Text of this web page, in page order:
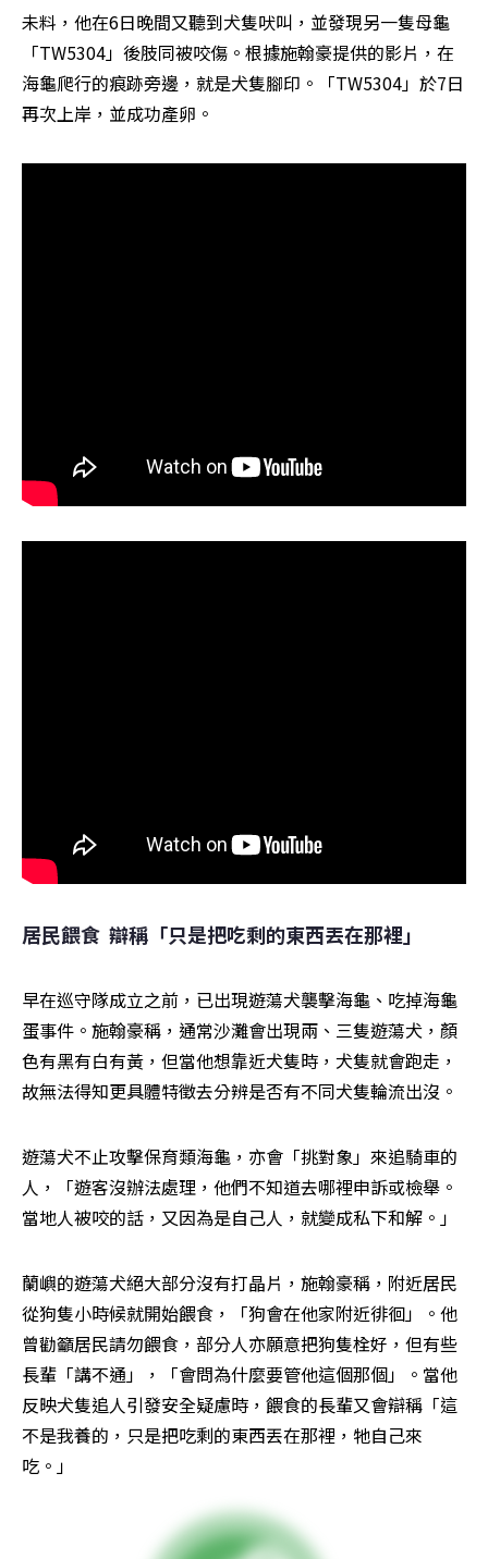
未料，他在6日晚間又聽到犬隻吠叫，並發現另一隻母龜
「TW5304」後肢同被咬傷。根據施翰豪提供的影片，在
海龜爬行的痕跡旁邊，就是犬隻腳印。「TW5304」於7日
再次上岸，並成功產卵。
居民餵食  辯稱「只是把吃剩的東西丟在那裡」
早在巡守隊成立之前，已出現遊蕩犬襲擊海龜、吃掉海龜
蛋事件。施翰豪稱，通常沙灘會出現兩、三隻遊蕩犬，顏
色有黑有白有黃，但當他想靠近犬隻時，犬隻就會跑走，
故無法得知更具體特徵去分辨是否有不同犬隻輪流出沒。
遊蕩犬不止攻擊保育類海龜，亦會「挑對象」來追騎車的
人，「遊客沒辦法處理，他們不知道去哪裡申訴或檢舉。
當地人被咬的話，又因為是自己人，就變成私下和解。」
蘭嶼的遊蕩犬絕大部分沒有打晶片，施翰豪稱，附近居民
從狗隻小時候就開始餵食，「狗會在他家附近徘徊」。他
曾勸籲居民請勿餵食，部分人亦願意把狗隻栓好，但有些
長輩「講不通」，「會問為什麼要管他這個那個」。當他
反映犬隻追人引發安全疑慮時，餵食的長輩又會辯稱「這
不是我養的，只是把吃剩的東西丟在那裡，牠自己來
吃。」